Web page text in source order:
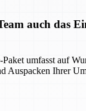
auch das
umfasst auf
Auspacken Ihrer